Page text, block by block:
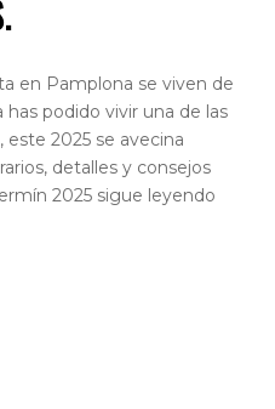
en Pamplona se viven de
has podido vivir una de las
2025 se avecina
detalles y consejos
2025 sigue leyendo